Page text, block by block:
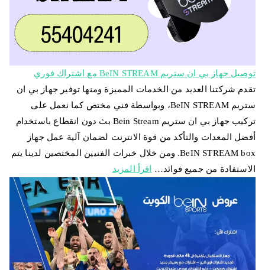
توصيل جهاز بي ان ستريم BeIN STREAM مع اشتراك فوري
تقدم شركتنا العديد من الخدمات المميزة ومنها توفير جهاز بي ان
ستريم BeIN STREAM، وبواسطة فني مختص كما نعمل على
تركيب جهاز بي ان ستريم Bein Stream بث دون انقطاع باستخدام
أفضل المعدات والتأكد من قوة الانترنت لضمان آلية عمل جهاز
BeIN STREAM box. ومن خلال خبرات الفنيين المختصين لدينا يتم
الاستفادة من جميع فوائد…
اقرأ المزيد